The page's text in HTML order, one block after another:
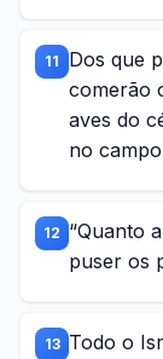
11
Dos que
comerão
aves do
no
12 “Quanto
puser os
13 Todo o